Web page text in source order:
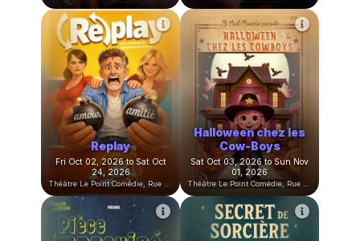
Le Casting de ma Vie
Fri Sep 11, 2026 to Sat Sep 26,
2026
Les Adoleschiants
Sat Sep 12, 2026 to Sat Feb
20, 2027
Les Reines du
Burlesque Meurtre en coulisse